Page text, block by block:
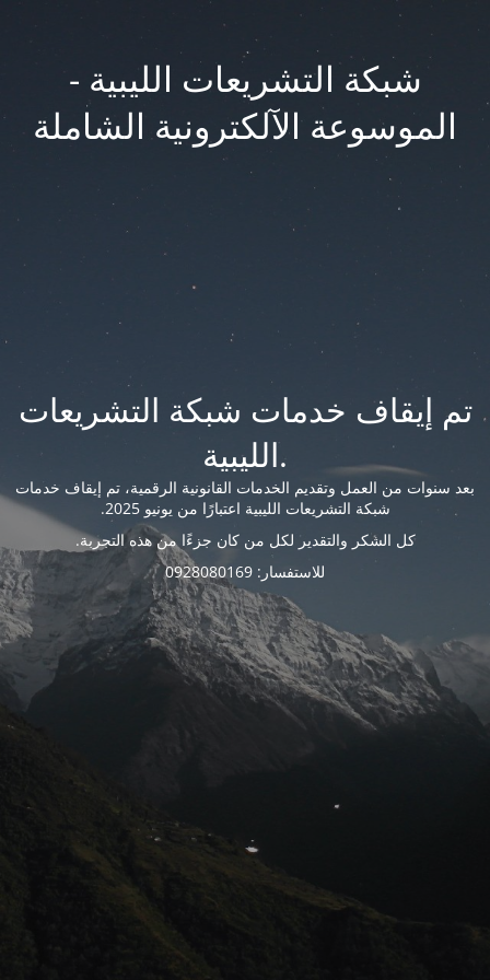
شبكة التشريعات الليبية -
الموسوعة الآلكترونية الشاملة
تم إيقاف خدمات شبكة التشريعات
الليبية.
بعد سنوات من العمل وتقديم الخدمات القانونية الرقمية، تم إيقاف خدمات
شبكة التشريعات الليبية اعتبارًا من يونيو 2025.
كل الشكر والتقدير لكل من كان جزءًا من هذه التجربة.
للاستفسار: 0928080169